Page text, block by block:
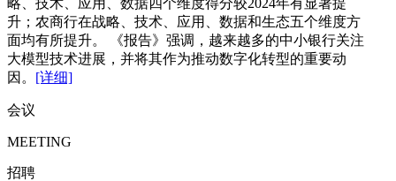
升；农商行在战略、技术、应用、数据和生态五个维度方
面均有所提升。 《报告》强调，越来越多的中小银行关注
大模型技术进展，并将其作为推动数字化转型的重要动
因。 [详细]
会议
MEETING
招聘